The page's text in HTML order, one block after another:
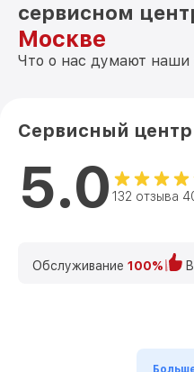
сервисном
Москве
Что о нас думают наши
Сервисный центр
5.0 132 отзыва
Обслуживание 100%